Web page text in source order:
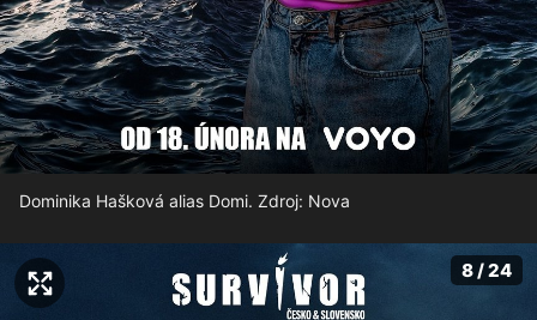
Dominika Hašková alias Domi. Zdroj: Nova
8 / 24